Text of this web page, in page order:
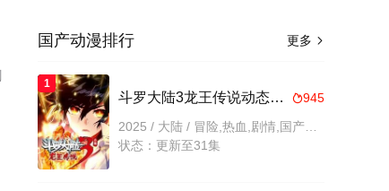
更多 
国产动漫排行
1
945
斗罗大陆3龙王传说动态漫画第4季
状态：更新至31集